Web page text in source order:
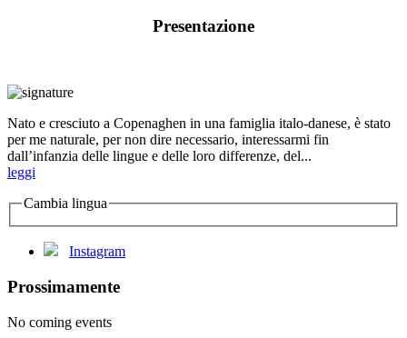
Presentazione
Nato e cresciuto a Copenaghen in una famiglia italo-danese, è stato
per me naturale, per non dire necessario, interessarmi fin
dall’infanzia delle lingue e delle loro differenze, del...
leggi
Cambia lingua
Instagram
Prossimamente
No coming events